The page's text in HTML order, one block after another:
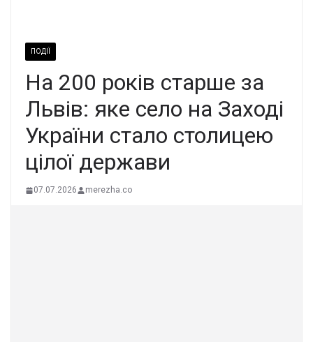
ПОДІЇ
На 200 років старше за
Львів: яке село на Заході
України стало столицею
цілої держави
07.07.2026 merezha.co